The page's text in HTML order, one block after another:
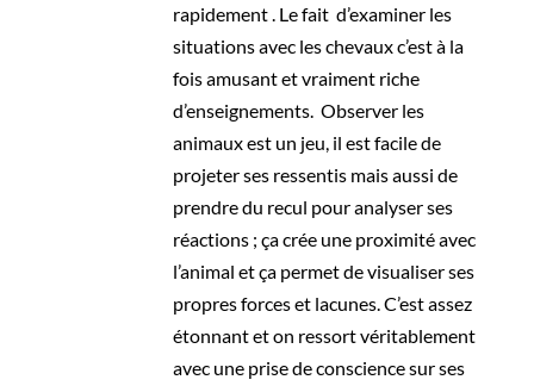
rapidement . Le fait d’examiner les
situations avec les chevaux c’est à la
fois amusant et vraiment riche
d’enseignements. Observer les
animaux est un jeu, il est facile de
projeter ses ressentis mais aussi de
prendre du recul pour analyser ses
réactions ; ça crée une proximité avec
l’animal et ça permet de visualiser ses
propres forces et lacunes. C’est assez
étonnant et on ressort véritablement
avec une prise de conscience sur ses